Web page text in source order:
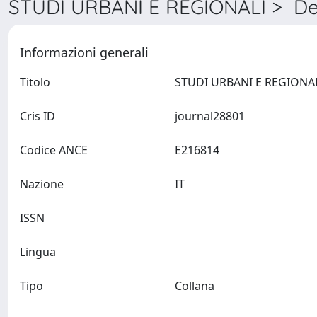
STUDI URBANI E REGIONALI >
Informazioni generali
Titolo
Cris ID
Codice ANCE
Nazione
ISSN
Lingua
Tipo Collana